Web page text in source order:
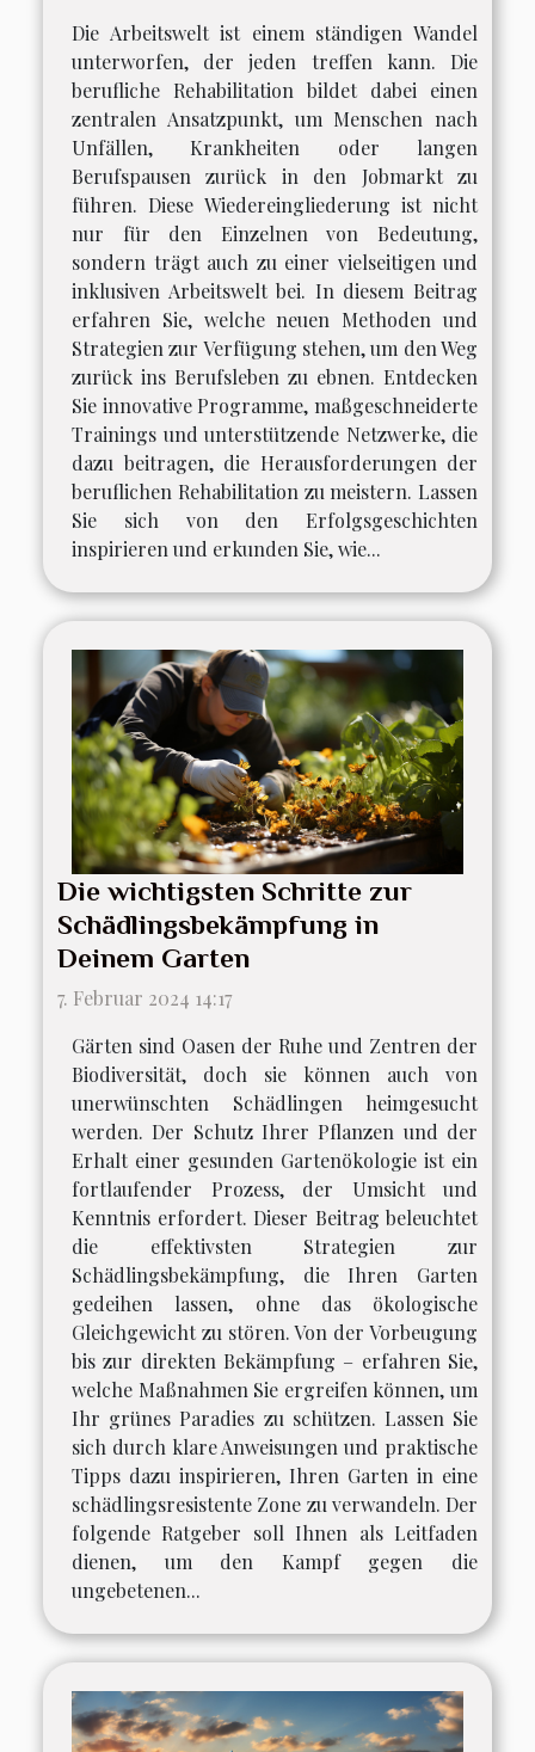
Die Arbeitswelt ist einem ständigen Wandel
unterworfen, der jeden treffen kann. Die
berufliche Rehabilitation bildet dabei einen
zentralen Ansatzpunkt, um Menschen nach
Unfällen, Krankheiten oder langen
Berufspausen zurück in den Jobmarkt zu
führen. Diese Wiedereingliederung ist nicht
nur für den Einzelnen von Bedeutung,
sondern trägt auch zu einer vielseitigen und
inklusiven Arbeitswelt bei. In diesem Beitrag
erfahren Sie, welche neuen Methoden und
Strategien zur Verfügung stehen, um den Weg
zurück ins Berufsleben zu ebnen. Entdecken
Sie innovative Programme, maßgeschneiderte
Trainings und unterstützende Netzwerke, die
dazu beitragen, die Herausforderungen der
beruflichen Rehabilitation zu meistern. Lassen
Sie sich von den Erfolgsgeschichten
inspirieren und erkunden Sie, wie...
Die wichtigsten Schritte zur
Schädlingsbekämpfung in
Deinem Garten
7. Februar 2024 14:17
Gärten sind Oasen der Ruhe und Zentren der
Biodiversität, doch sie können auch von
unerwünschten Schädlingen heimgesucht
werden. Der Schutz Ihrer Pflanzen und der
Erhalt einer gesunden Gartenökologie ist ein
fortlaufender Prozess, der Umsicht und
Kenntnis erfordert. Dieser Beitrag beleuchtet
die effektivsten Strategien zur
Schädlingsbekämpfung, die Ihren Garten
gedeihen lassen, ohne das ökologische
Gleichgewicht zu stören. Von der Vorbeugung
bis zur direkten Bekämpfung – erfahren Sie,
welche Maßnahmen Sie ergreifen können, um
Ihr grünes Paradies zu schützen. Lassen Sie
sich durch klare Anweisungen und praktische
Tipps dazu inspirieren, Ihren Garten in eine
schädlingsresistente Zone zu verwandeln. Der
folgende Ratgeber soll Ihnen als Leitfaden
dienen, um den Kampf gegen die
ungebetenen...